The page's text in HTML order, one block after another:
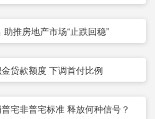
推房地产市场“止跌回稳”
贷款额度 下调首付比例
宅非普宅标准 释放何种信号？